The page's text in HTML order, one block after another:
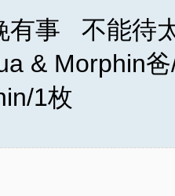
有事 不能待
& Morphin
1枚